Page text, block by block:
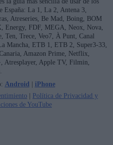
España: La 1, La 2, Antena 3,
Atreseries, Be Mad, Boing, BOM
FDF, MEGA, Neox, Nova,
Ten, Trece, Veo7, À Punt, Canal
Mancha, ETB 1, ETB 2, Super3-33,
Amazon Prime, Netflix,
Atresplayer, Apple TV, Filmin,
Android | iPhone
| Política de Privacidad y
de YouTube